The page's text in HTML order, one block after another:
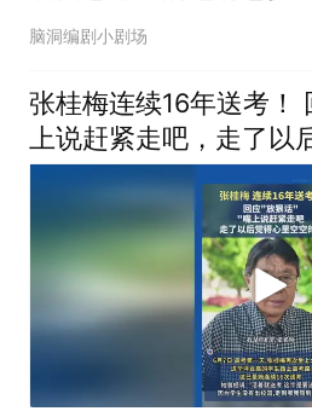
吗？
脑洞编剧小剧场
张桂梅连续16年送考！
上说赶紧走吧，走了以
的"